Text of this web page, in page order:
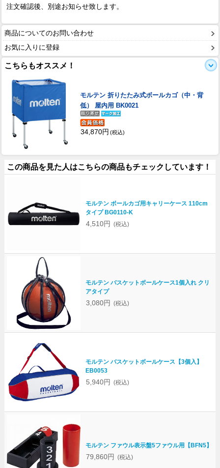
注文確認後、別途お知らせ致します。
商品についてのお問い合わせ
お気に入りに登録
こちらもオススメ！
モルテン 折りたたみ式ボールカゴ（中・背
低） 屋内用 BK0021
34,870円 (税込)
この商品を見た人はこちらの商品もチェックしています！
モルテン ボールカゴ用キャリーケース 110cm
タイプ BG0110-K
4,510円 (税込)
モルテン バスケットボールケース1個入れ クリ
アタイプ
3,080円 (税込)
モルテン バスケットボールケース【3個入】
EB0053
5,940円 (税込)
モルテン ファウル表示盤5ファウル用【BFN5】
79,860円 (税込)